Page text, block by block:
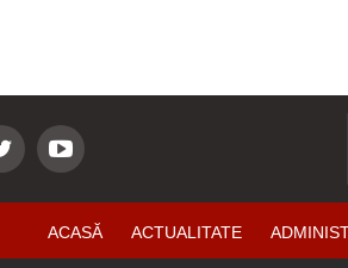
ACASĂ ACTUALITATE